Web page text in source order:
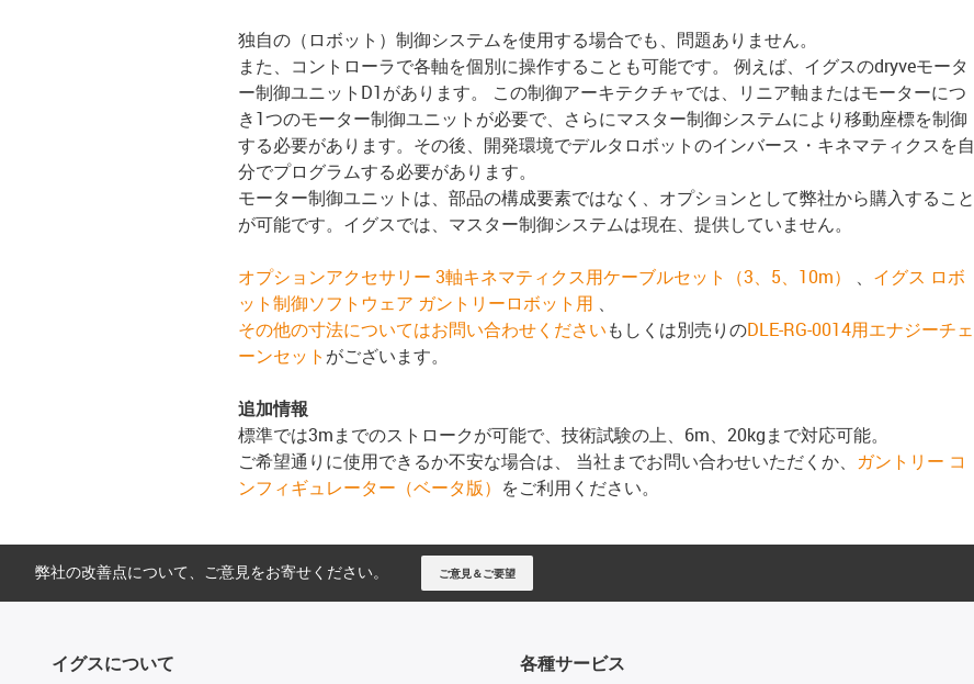
独自の（ロボット）制御システムを使用する場合でも、問題ありません。
また、コントローラで各軸を個別に操作することも可能です。 例えば、イグスのdryveモータ
ー制御ユニットD1があります。 この制御アーキテクチャでは、リニア軸またはモーターにつ
き1つのモーター制御ユニットが必要で、さらにマスター制御システムにより移動座標を制御
する必要があります。その後、開発環境でデルタロボットのインバース・キネマティクスを自
分でプログラムする必要があります。
モーター制御ユニットは、部品の構成要素ではなく、オプションとして弊社から購入すること
が可能です。イグスでは、マスター制御システムは現在、提供していません。
オプションアクセサリー 3軸キネマティクス用ケーブルセット（3、5、10m） 、 イグス ロボ
ット制御ソフトウェア ガントリーロボット用 、
その他の寸法についてはお問い合わせくださいもしくは別売りのDLE-RG-0014用エナジーチェ
ーンセット がございます。
追加情報
標準では3mまでのストロークが可能で、技術試験の上、6m、20kgまで対応可能。
ご希望通りに使用できるか不安な場合は、 当社までお問い合わせいただくか、 ガントリー コ
ンフィギュレーター（ベータ版） をご利用ください。
弊社の改善点について、ご意見をお寄せください。 ご意見＆ご要望
イグスについて 各種サービス